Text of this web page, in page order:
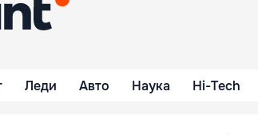
Леди Авто Наука Hi-Tech